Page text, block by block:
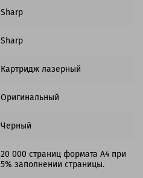
Sharp
Sharp
Картридж лазерный
Оригинальный
Черный
20 000 страниц формата А4 при
5% заполнении страницы.